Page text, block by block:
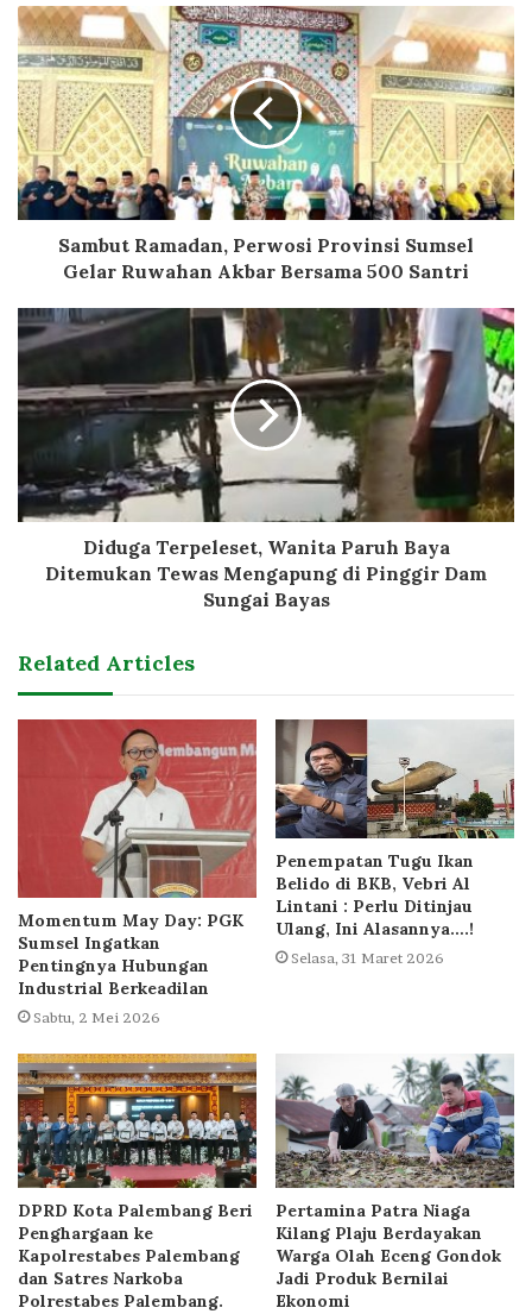
Sambut Ramadan, Perwosi Provinsi Sumsel
Gelar Ruwahan Akbar Bersama 500 Santri
Diduga Terpeleset, Wanita Paruh Baya
Ditemukan Tewas Mengapung di Pinggir Dam
Sungai Bayas
Related Articles
Momentum May Day: PGK
Sumsel Ingatkan
Pentingnya Hubungan
Industrial Berkeadilan
Sabtu, 2 Mei 2026
Penempatan Tugu Ikan
Belido di BKB, Vebri Al
Lintani : Perlu Ditinjau
Ulang, Ini Alasannya….!
Selasa, 31 Maret 2026
DPRD Kota Palembang Beri
Penghargaan ke
Kapolrestabes Palembang
dan Satres Narkoba
Polrestabes Palembang.
Pertamina Patra Niaga
Kilang Plaju Berdayakan
Warga Olah Eceng Gondok
Jadi Produk Bernilai
Ekonomi